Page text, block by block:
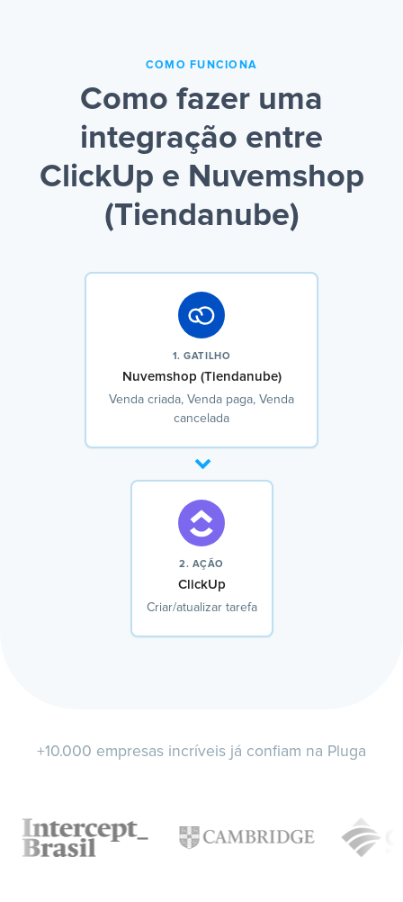
COMO FUNCIONA
Como fazer uma
integração entre
ClickUp e Nuvemshop
(Tiendanube)
1. GATILHO
Nuvemshop (Tiendanube)
Venda criada, Venda paga, Venda
cancelada
2. AÇÃO
ClickUp
Criar/atualizar tarefa
+10.000 empresas incríveis já confiam na Pluga